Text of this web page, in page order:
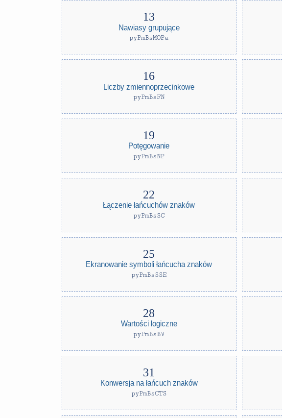
Nawiasy grupujące
pyPmBsMOPa
Liczby zmiennoprzecinkowe
pyPmBsFN
Potęgowanie
pyPmBsNP
Łączenie łańcuchów znaków
pyPmBsSC
Ekranowanie symboli łańcucha znaków
pyPmBsSSE
Wartości logiczne
pyPmBsBV
Konwersja na łańcuch znaków
pyPmBsCTS